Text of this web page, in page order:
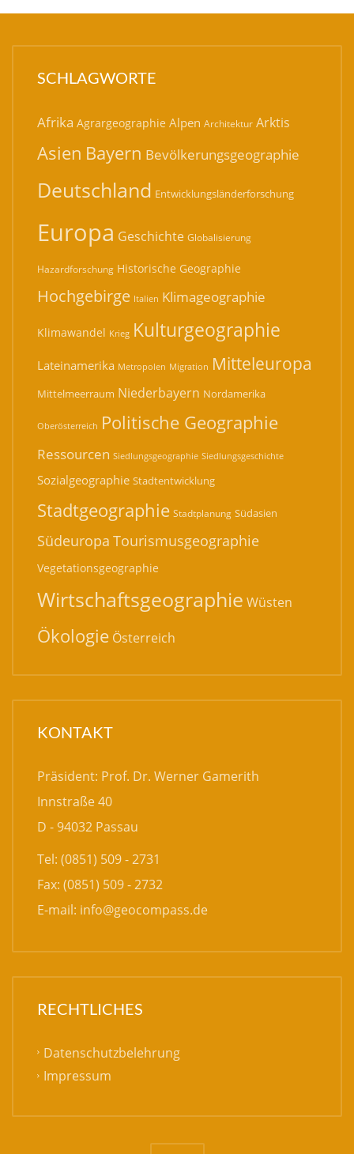
SCHLAGWORTE
Afrika Agrargeographie Alpen Architektur Arktis
Asien Bayern Bevölkerungsgeographie
Deutschland Entwicklungsländerforschung
Europa Geschichte Globalisierung
Hazardforschung Historische Geographie
Hochgebirge Italien Klimageographie
Klimawandel Krieg Kulturgeographie
Lateinamerika Metropolen Migration Mitteleuropa
Mittelmeerraum Niederbayern Nordamerika
Oberösterreich Politische Geographie
Ressourcen Siedlungsgeographie Siedlungsgeschichte
Sozialgeographie Stadtentwicklung
Stadtgeographie Stadtplanung Südasien
Südeuropa Tourismusgeographie
Vegetationsgeographie
Wirtschaftsgeographie Wüsten
Ökologie Österreich
KONTAKT
Präsident: Prof. Dr. Werner Gamerith
Innstraße 40
D - 94032 Passau
Tel: (0851) 509 - 2731
Fax: (0851) 509 - 2732
E-mail: info@geocompass.de
RECHTLICHES
Datenschutzbelehrung
Impressum